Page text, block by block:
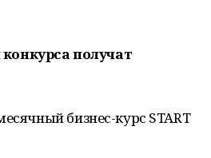
получат
бизнес-курс START